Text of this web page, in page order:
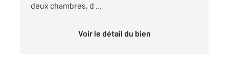
deux chambres, d ...
Voir le détail du bien